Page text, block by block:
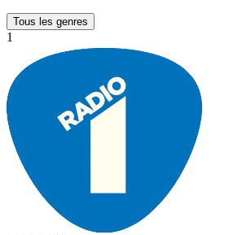
Tous les genres
1